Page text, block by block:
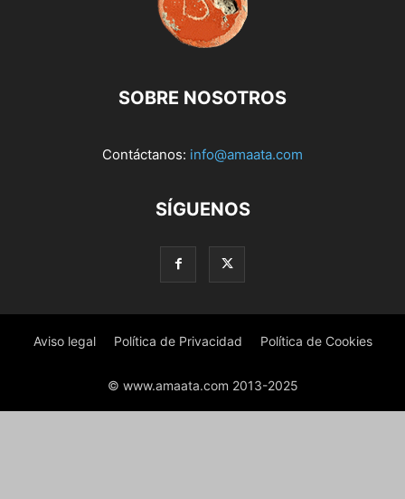
SOBRE NOSOTROS
Contáctanos: info@amaata.com
SÍGUENOS
Aviso legal Política de Privacidad Política de Cookies
© www.amaata.com 2013-2025